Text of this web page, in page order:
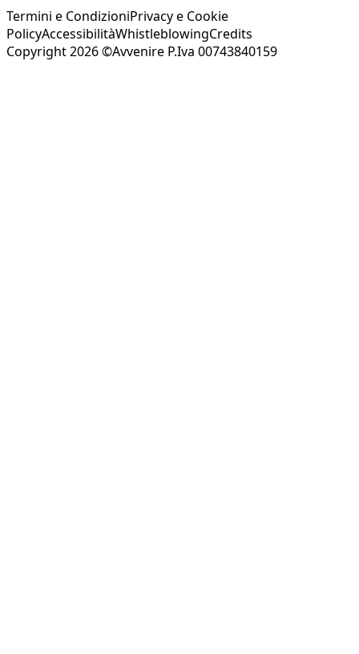
Termini e CondizioniPrivacy e Cookie
PolicyAccessibilitàWhistleblowingCredits
Copyright 2026 ©Avvenire P.Iva 00743840159